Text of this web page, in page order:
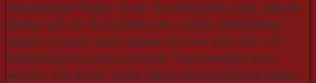
Neuzugänge folgen. Unser Transferguide zeigt, welche
Spieler auf der Wunschliste der Lautrer Kaderplaner
stehen könnten. Auch diesen Sommer wird der 1. FC
Kaiserslautern wieder auf dem Transfermarkt aktiv
werden. Die Roten Teufel haben eine turbulente Saison